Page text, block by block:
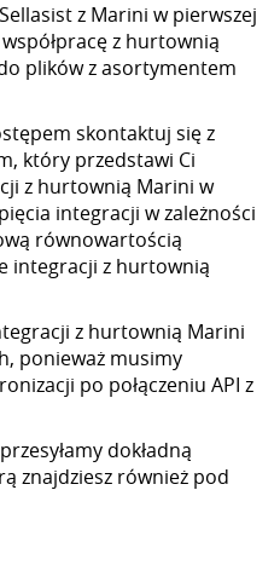
z Marini w pierwszej
z hurtownią
plików z asortymentem
skontaktuj się z
który przedstawi Ci
z hurtownią Marini w
integracji w zależności
równowartością
integracji z hurtownią
z hurtownią Marini
ponieważ musimy
po połączeniu API z
dokładną
znajdziesz również pod